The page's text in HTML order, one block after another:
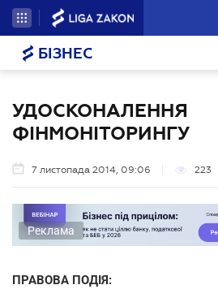
БІЗНЕС
УДОСКОНАЛЕННЯ
ФІНМОНІТОРИНГУ
7 листопада 2014, 09:06 223
Реклама
ПРАВОВА ПОДІЯ: